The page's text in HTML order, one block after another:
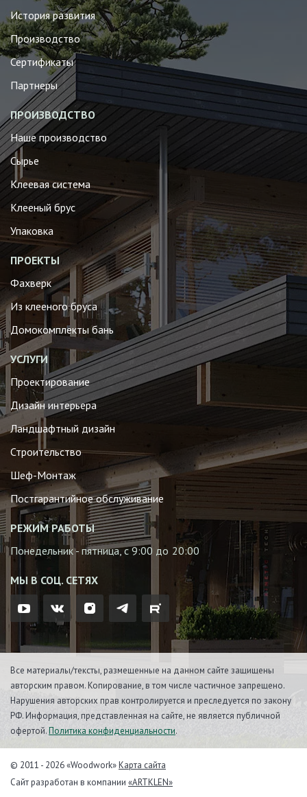
История развития
Производство
Сертификаты
Партнеры
ПРОИЗВОДСТВО
Наше производство
Сырье
Клеевая система
Клееный брус
Упаковка
ПРОЕКТЫ
Фахверк
Из клееного бруса
Домокомплекты бань
УСЛУГИ
Проектирование
Дизайн интерьера
Ландшафтный дизайн
Строительство
Шеф-Монтаж
Постгарантийное обслуживание
РЕЖИМ РАБОТЫ
Понедельник - пятница, с 9:00 до 20:00
МЫ В СОЦ. СЕТЯХ
Все материалы/тексты, размещенные на данном сайте защищены
авторским правом. Копирование, в том числе частичное запрещено.
Нарушения авторских прав контролируется и преследуется по закону
РФ. Информация, представленная на сайте, не является публичной
офертой.Политика конфиденциальности.
© 2011 - 2026 «Woodwork»Карта сайта
Сайт разработан в компании «ARTKLEN»